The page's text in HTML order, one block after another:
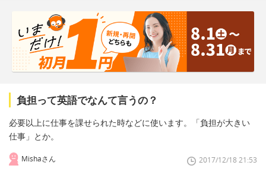
負担って英語でなんて言うの？
必要以上に仕事を課せられた時などに使います。「負担が大きい
仕事」とか。
Mishaさん 2017/12/18 21:53